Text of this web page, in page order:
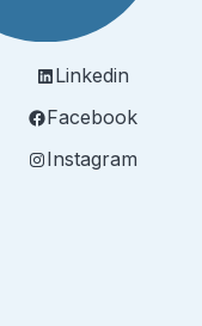
Linkedin
Facebook
Instagram